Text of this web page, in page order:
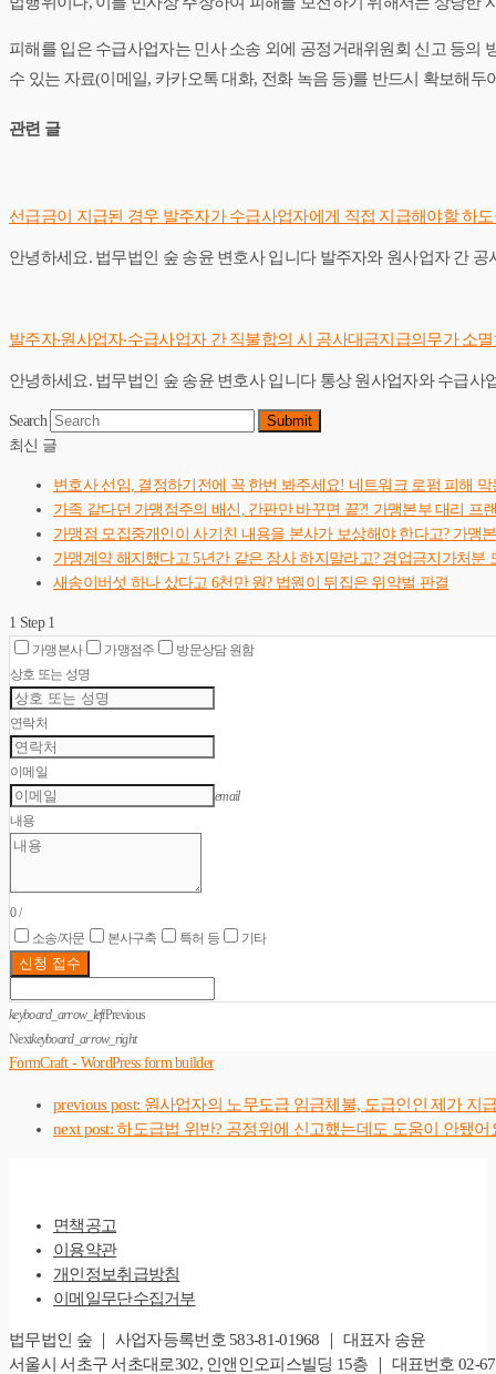
피해를 입은 수급사업자는 민사 소송 외에 공정거래위원회 신고 등의
수 있는 자료(이메일, 카카오톡 대화, 전화 녹음 등)를 반드시 확보해두
관련 글
선급금이 지급된 경우 발주자가 수급사업자에게 직접 지급해야할 하
안녕하세요. 법무법인 숲 송윤 변호사 입니다 ​발주자와 원사업자 간
발주자‧원사업자‧수급사업자 간 직불합의 시 공사대금지급의무가 소
안녕하세요. 법무법인 숲 송윤 변호사 입니다 ​통상 원사업자와 수급
Search
Submit
최신 글
변호사 선임, 결정하기전에 꼭 한번 봐주세요! 네트워크 로펌 피해 막
가족 같다던 가맹점주의 배신, 간판만 바꾸면 끝?! 가맹본부 대리 프
가맹점 모집중개인이 사기친 내용을 본사가 보상해야 한다고? 가맹
가맹계약 해지했다고 5년간 같은 장사 하지말라고? 경업금지가처분
새송이버섯 하나 샀다고 6천만 원? 법원이 뒤집은 위약벌 판결
1 Step 1
가맹본사 가맹점주
방문상담 원함
상호 또는 성명
연락처
이메일
email
내용
0/
소송/자문
본사구축 특허 등 기타
신청 접수
keyboard_arrow_leftPrevious
Nextkeyboard_arrow_right
FormCraft - WordPress form builder
previous post: 원사업자의 노무도급 임금체불, 도급인인 제가 지
next post:하도급법 위반? 공정위에 신고했는데도 도움이 안됐어
면책공고
이용약관
개인정보취급방침
이메일무단수집거부
법무법인 숲 ｜ 사업자등록번호 583-81-01968 ｜ 대표자 송윤
서울시 서초구 서초대로302, 인앤인오피스빌딩 15층 ｜ 대표번호 02-